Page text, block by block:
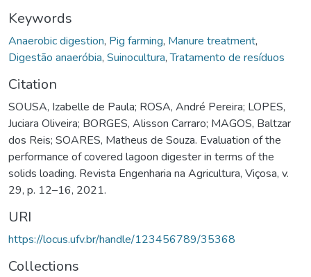
Keywords
Anaerobic digestion, Pig farming, Manure treatment,
Digestão anaeróbia, Suinocultura,Tratamento de resíduos
Citation
SOUSA, Izabelle de Paula; ROSA, André Pereira; LOPES,
Juciara Oliveira; BORGES, Alisson Carraro; MAGOS, Baltzar
dos Reis; SOARES, Matheus de Souza. Evaluation of the
performance of covered lagoon digester in terms of the
solids loading. Revista Engenharia na Agricultura, Viçosa, v.
29, p. 12–16, 2021.
URI
https://locus.ufv.br/handle/123456789/35368
Collections